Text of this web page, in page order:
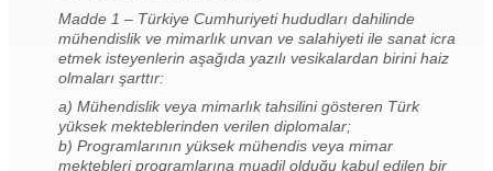
Madde 1 – Türkiye Cumhuriyeti hududları dahilinde
mühendislik ve mimarlık unvan ve salahiyeti ile sanat icra
etmek isteyenlerin aşağıda yazılı vesikalardan birini haiz
olmaları şarttır:
a) Mühendislik veya mimarlık tahsilini gösteren Türk
yüksek mekteblerinden verilen diplomalar;
b) Programlarının yüksek mühendis veya mimar
mektebleri programlarına muadil olduğu kabul edilen bir